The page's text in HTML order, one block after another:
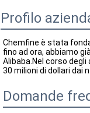
Profilo
Chemfine è stata
fino ad ora, abbiamo
Alibaba.Nel corso
30 milioni di dollari dai
Domande